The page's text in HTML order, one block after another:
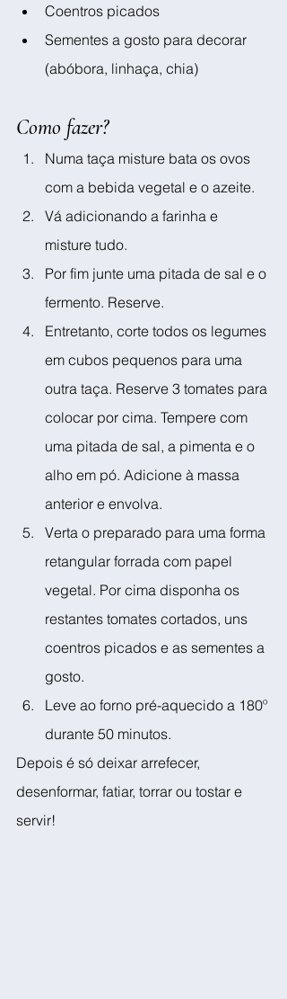
Coentros picados
Sementes a gosto para decorar
(abóbora, linhaça, chia)
Como fazer?
Numa taça misture bata os ovos
com a bebida vegetal e o azeite.
Vá adicionando a farinha e
misture tudo.
Por fim junte uma pitada de sal e o
fermento. Reserve.
Entretanto, corte todos os legumes
em cubos pequenos para uma
outra taça. Reserve 3 tomates para
colocar por cima. Tempere com
uma pitada de sal, a pimenta e o
alho em pó. Adicione à massa
anterior e envolva.
Verta o preparado para uma forma
retangular forrada com papel
vegetal. Por cima disponha os
restantes tomates cortados, uns
coentros picados e as sementes a
gosto.
Leve ao forno pré-aquecido a 180º
durante 50 minutos.
Depois é só deixar arrefecer,
desenformar, fatiar, torrar ou tostar e
servir!